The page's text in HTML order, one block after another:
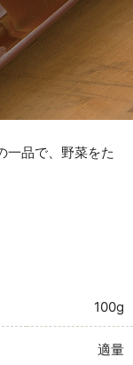
一品で、野菜をた
100g
適量